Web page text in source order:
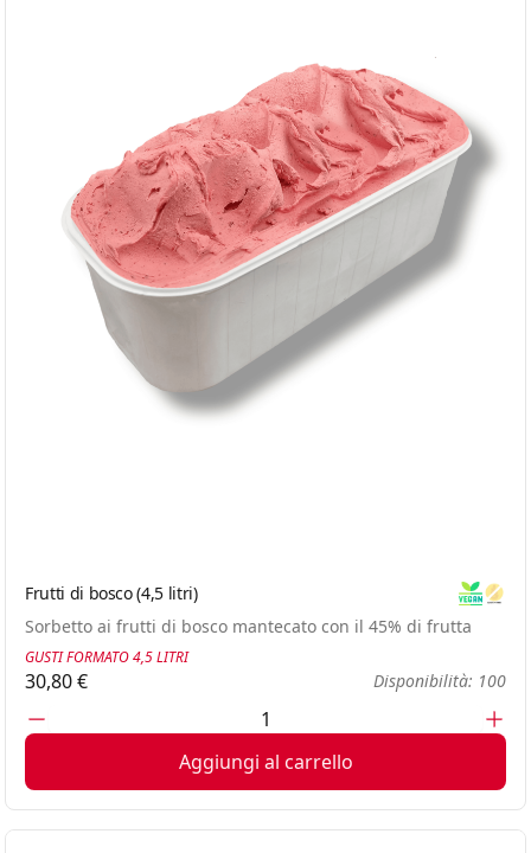
Frutti di bosco (4,5 litri)
Vegan
Sorbetto ai frutti di bosco mantecato con il 45% di frutta
GUSTI FORMATO 4,5 LITRI
30,80 € Disponibilità: 100
Aggiungi al carrello